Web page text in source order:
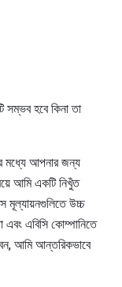
সম্ভব হবে কিনা তা
মধ্যে আপনার জন্য
আমি একটি নিখুঁত
মূল্যায়নগুলিতে উচ্চ
এবিসি কোম্পানিতে
আমি আন্তরিকভাবে